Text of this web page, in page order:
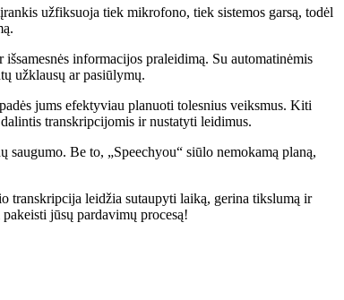
užfiksuoja tiek mikrofono, tiek sistemos garsą, todėl
informacijos praleidimą. Su automatinėmis
užklausų ar pasiūlymų.
jums efektyviau planuoti tolesnius veiksmus. Kiti
transkripcijomis ir nustatyti leidimus.
Be to, „Speechyou“ siūlo nemokamą planą,
transkripcija leidžia sutaupyti laiką, gerina tikslumą ir
jūsų pardavimų procesą!